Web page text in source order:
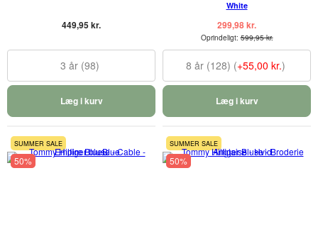
449,95 kr.
3 år (98)
Læg i kurv
White
299,98 kr.
Oprindeligt:599,95 kr.
8 år (128) (+55,00 kr.)
Læg i kurv
SUMMER SALE
50%
SUMMER SALE
50%